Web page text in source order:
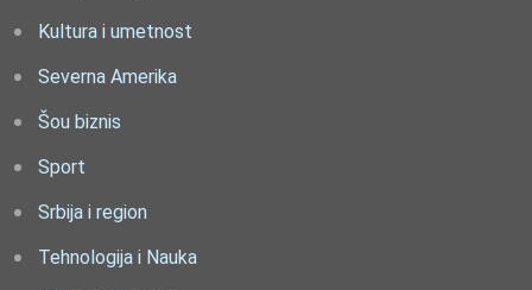
Kultura i umetnost
Severna Amerika
Šou biznis
Sport
Srbija i region
Tehnologija i Nauka